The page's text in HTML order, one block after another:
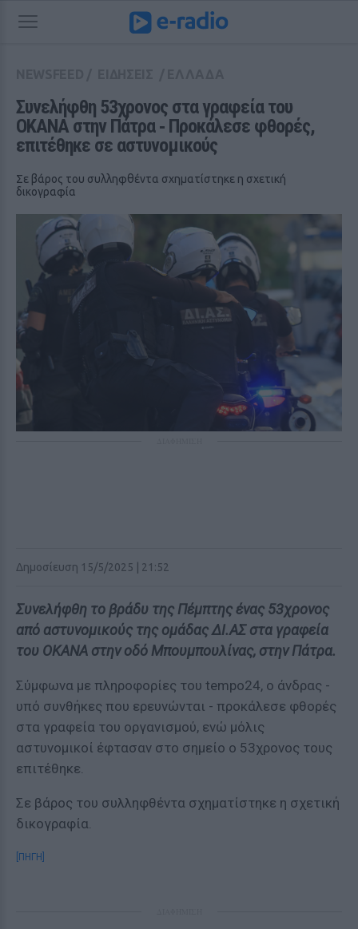
Συνελήφθη 53χρονος στα γραφεία του
ΟΚΑΝΑ στην Πάτρα ‑ Προκάλεσε φθορές,
επιτέθηκε σε αστυνομικούς
Σε βάρος του συλληφθέντα σχηματίστηκε η σχετική
δικογραφία
Δημοσίευση 15/5/2025 | 21:52
Συνελήφθη το βράδυ της Πέμπτης ένας 53χρονος
από αστυνομικούς της ομάδας ΔΙ.ΑΣ στα γραφεία
του ΟΚΑΝΑ στην οδό Μπουμπουλίνας, στην Πάτρα.
Σύμφωνα με πληροφορίες του tempo24, ο άνδρας -
υπό συνθήκες που ερευνώνται - προκάλεσε φθορές
στα γραφεία του οργανισμού, ενώ μόλις
αστυνομικοί έφτασαν στο σημείο ο 53χρονος τους
επιτέθηκε.
Σε βάρος του συλληφθέντα σχηματίστηκε η σχετική
δικογραφία.
[ΠΗΓΗ]